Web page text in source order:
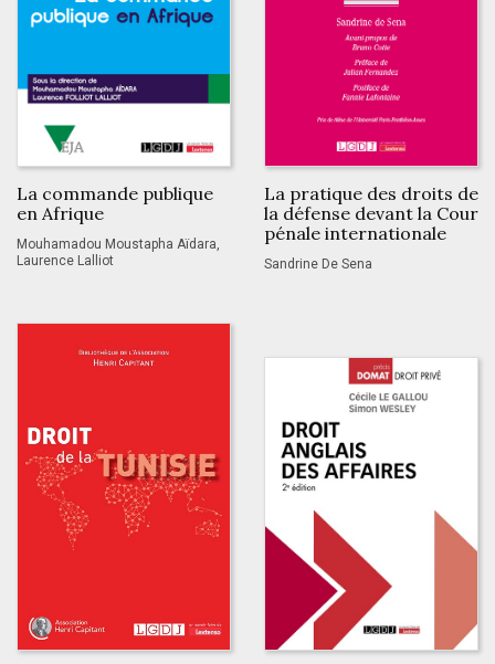
La commande publique
en Afrique
Mouhamadou Moustapha Aïdara,
Laurence Lalliot
La pratique des droits de
la défense devant la Cour
pénale internationale
Sandrine De Sena